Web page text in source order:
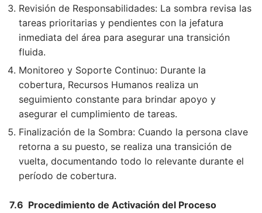
Revisión de Responsabilidades: La sombra revisa las
tareas prioritarias y pendientes con la jefatura
inmediata del área para asegurar una transición
fluida.
Monitoreo y Soporte Continuo: Durante la
cobertura, Recursos Humanos realiza un
seguimiento constante para brindar apoyo y
asegurar el cumplimiento de tareas.
Finalización de la Sombra: Cuando la persona clave
retorna a su puesto, se realiza una transición de
vuelta, documentando todo lo relevante durante el
período de cobertura.
7.6 Procedimiento de Activación del Proceso